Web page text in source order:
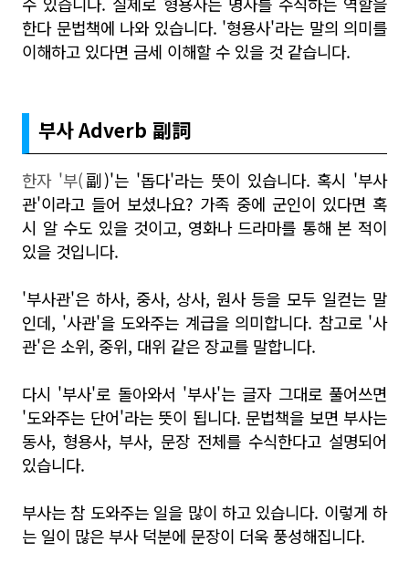
한다 문법책에 나와 있습니다. '형용사'라는 말의 의미를
이해하고 있다면 금세 이해할 수 있을 것 같습니다.
부사 Adverb 副詞
한자 '부(副)'는 '돕다'라는 뜻이 있습니다. 혹시 '부사
관'이라고 들어 보셨나요? 가족 중에 군인이 있다면 혹
시 알 수도 있을 것이고, 영화나 드라마를 통해 본 적이
있을 것입니다.
'부사관'은 하사, 중사, 상사, 원사 등을 모두 일컫는 말
인데, '사관'을 도와주는 계급을 의미합니다. 참고로 '사
관'은 소위, 중위, 대위 같은 장교를 말합니다.
다시 '부사'로 돌아와서 '부사'는 글자 그대로 풀어쓰면
'도와주는 단어'라는 뜻이 됩니다. 문법책을 보면 부사는
동사, 형용사, 부사, 문장 전체를 수식한다고 설명되어
있습니다.
부사는 참 도와주는 일을 많이 하고 있습니다. 이렇게 하
는 일이 많은 부사 덕분에 문장이 더욱 풍성해집니다.